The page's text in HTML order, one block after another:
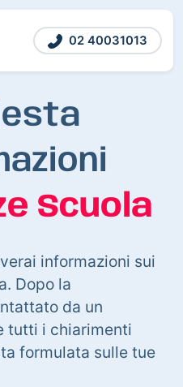
02 40031013
Scuola
informazioni sui
Dopo la
da un
tutti i chiarimenti
formulata sulle tue